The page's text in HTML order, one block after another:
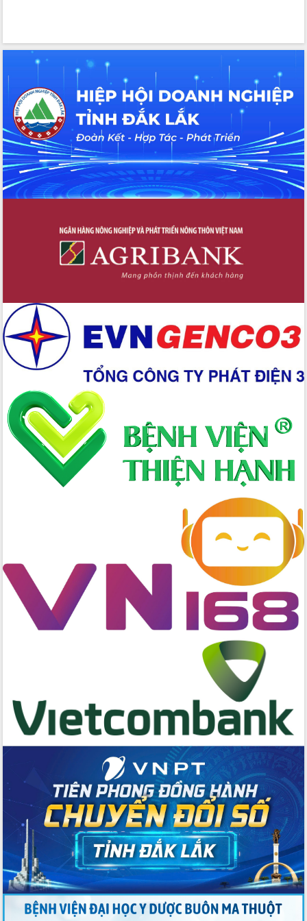
Phó Bí thư Tỉnh ủy Đắk Lắk Đỗ Hữu
Huy giữ chức Bí thư Đảng ủy Ủy Ban
Nhân dân tỉnh
Bệnh án điện tử thúc đẩy chuyển đổi
số y tế tại Đắk Lắk
Chuyển đổi số thư viện: Mở rộng
không gian tri thức trong thời đại số
Đánh giá, rút kinh nghiệm công tác tổ
chức diễn tập trước ngày bầu cử
Chương trình “Gặp gỡ hữu nghị –
Bầu cử Quốc hội và HĐND: Cử tri Đắk
Lắk gửi gắm niềm tin, kỳ vọng vào lá
Đắk Lắk sẵn sàng các điều kiện cho
Ngày hội bầu cử đại biểu Quốc hội
2026-2031
Đảm bảo cuộc bầu cử đại biểu Quốc
hội và đại biểu HĐND các cấp diễn ra
an toàn, hiệu quả, đúng quy định
Thủ tướng Chính phủ Phạm Minh Chính
kiểm tra, chỉ đạo hoàn thành các dự
án cao tốc và thăm khu tái định cư tại
Đắk Lắk
Sôi nổi Hội đua ngựa truyền thống Gò
Thì Thùng mừng Xuân Bính Ngọ 2026
Lãnh đạo tỉnh dâng hương tưởng niệm
tại Đập Đồng Cam đầu Xuân Bính Ngọ
Ngành nông nghiệp phấn đấu tăng
Đắk Lắk tập trung toàn lực khắc phục
tồn tại IUU, sẵn sàng làm việc với
Đoàn thanh tra EC
Chủ tịch UBND tỉnh Tạ Anh Tuấn thăm,
chúc mừng các bệnh viện nhân Ngày
tỉnh Đắk Lắk thông qua các nghị quyết
quan trọng
Thống nhất danh sách giới thiệu ứng
cử đại biểu Quốc hội khoá XVI và đại
biểu HĐND tỉnh Đắk Lắk, nhiệm kỳ
Phát động hai phong trào thi đua quan
trọng trong kỷ nguyên mới
Hội nghị lần thứ tư Ban Chỉ đạo công
tác bầu cử tỉnh Đắk Lắk
Hội nghị Báo cáo viên Trung ương
tháng 01/2026
Phó Thủ tướng Hồ Quốc Dũng đánh giá
cao kết quả Chiến dịch Quang Trung
tại Đắk Lắk